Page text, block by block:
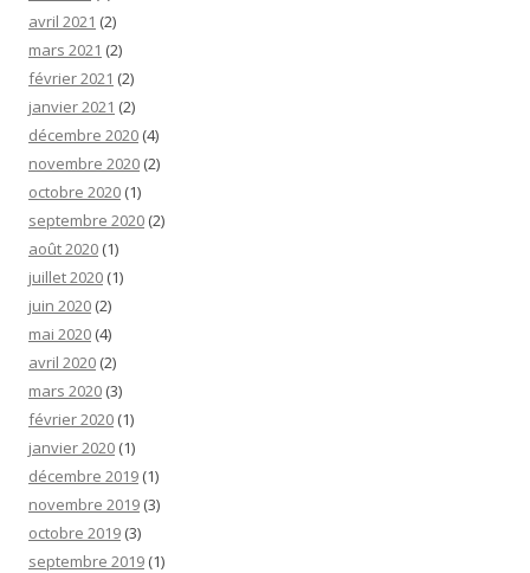
avril 2021 (2)
mars 2021 (2)
février 2021 (2)
janvier 2021 (2)
décembre 2020 (4)
novembre 2020 (2)
octobre 2020 (1)
septembre 2020 (2)
août 2020 (1)
juillet 2020 (1)
juin 2020 (2)
mai 2020 (4)
avril 2020 (2)
mars 2020 (3)
février 2020 (1)
janvier 2020 (1)
décembre 2019 (1)
novembre 2019 (3)
octobre 2019 (3)
septembre 2019 (1)